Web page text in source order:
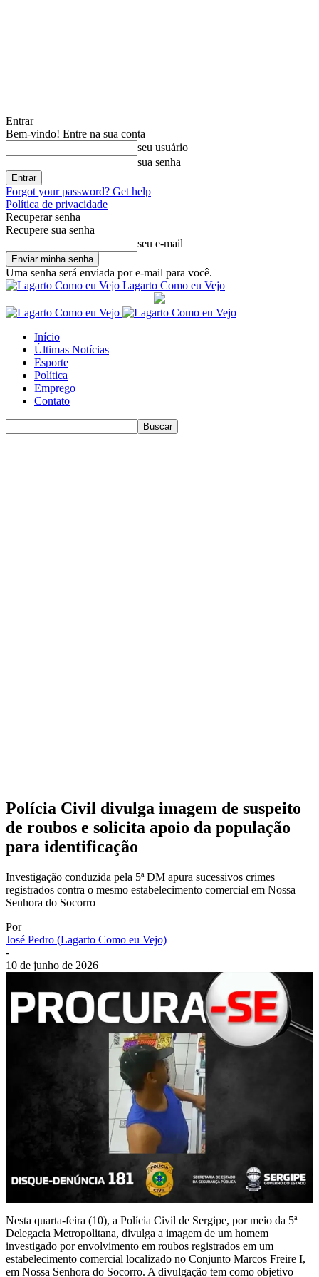
Entrar
Bem-vindo! Entre na sua conta
seu usuário
sua senha
Forgot your password? Get help
Política de privacidade
Recuperar senha
Recupere sua senha
seu e-mail
Uma senha será enviada por e-mail para você.
Lagarto Como eu Vejo
Início
Últimas Notícias
Esporte
Política
Emprego
Contato
Polícia Civil divulga imagem de suspeito
de roubos e solicita apoio da população
para identificação
Investigação conduzida pela 5ª DM apura sucessivos crimes
registrados contra o mesmo estabelecimento comercial em Nossa
Senhora do Socorro
Por
José Pedro (Lagarto Como eu Vejo)
-
10 de junho de 2026
Nesta quarta-feira (10), a Polícia Civil de Sergipe, por meio da 5ª
Delegacia Metropolitana, divulga a imagem de um homem
investigado por envolvimento em roubos registrados em um
estabelecimento comercial localizado no Conjunto Marcos Freire I,
em Nossa Senhora do Socorro. A divulgação tem como objetivo